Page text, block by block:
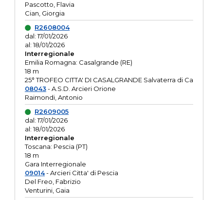
Pascotto, Flavia
Cian, Giorgia
R2608004
dal: 17/01/2026
al: 18/01/2026
Interregionale
Emilia Romagna: Casalgrande (RE)
18 m
25° TROFEO CITTA' DI CASALGRANDE Salvaterra di Ca
08043- A.S.D. Arcieri Orione
Raimondi, Antonio
R2609005
dal: 17/01/2026
al: 18/01/2026
Interregionale
Toscana: Pescia (PT)
18 m
Gara Interregionale
09014- Arcieri Citta' di Pescia
Del Freo, Fabrizio
Venturini, Gaia